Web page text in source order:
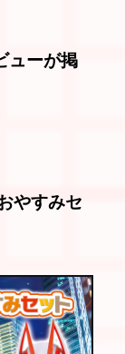
ューが掲
やすみセ